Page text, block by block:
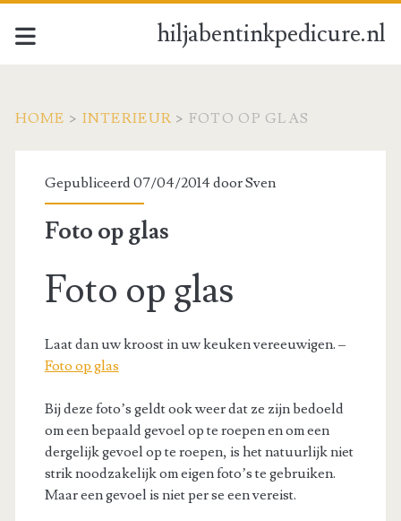
hiljabentinkpedicure.nl
HOME > INTERIEUR > FOTO OP GLAS
Gepubliceerd 07/04/2014 doorSven
Foto op glas
Foto op glas
Laat dan uw kroost in uw keuken vereeuwigen. –
Foto op glas
Bij deze foto’s geldt ook weer dat ze zijn bedoeld
om een bepaald gevoel op te roepen en om een
dergelijk gevoel op te roepen, is het natuurlijk niet
strik noodzakelijk om eigen foto’s te gebruiken.
Maar een gevoel is niet per se een vereist.